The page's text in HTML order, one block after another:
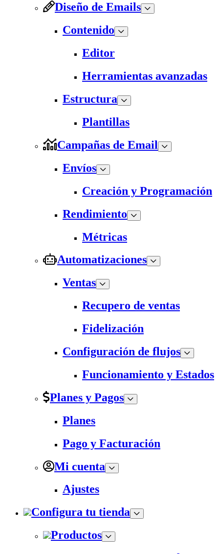
Diseño de Emails
Contenido
Editor
Herramientas avanzadas
Estructura
Plantillas
Campañas de Email
Envíos
Creación y Programación
Rendimiento
Métricas
Automatizaciones
Ventas
Recupero de ventas
Fidelización
Configuración de flujos
Funcionamiento y Estados
Planes y Pagos
Planes
Pago y Facturación
Mi cuenta
Ajustes
Configura tu tienda
Productos